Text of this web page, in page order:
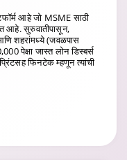
आहे जो MSME साठी
आहे. सुरुवातीपासून,
शहरांमध्ये (जवळपास
पेक्षा जास्त लोन डिस्बर्स
फिनटेक म्हणून त्यांची